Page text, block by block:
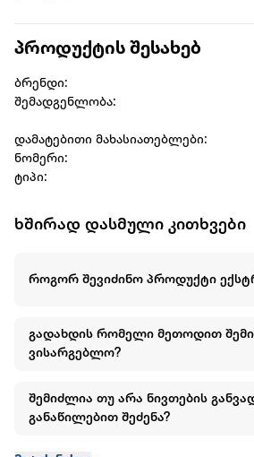
პროდუქტის შესახებ
ბრენდი:
შემადგენლობა:
დამატებითი მახასიათებლები:
ნომერი:
ტიპი:
ხშირად დასმული კითხვები
როგორ შევიძინო პროდუქტი
გადახდის რომელი მეთოდით
ვისარგებლო?
შემიძლია თუ არა ნივთების
განაწილებით შეძენა?